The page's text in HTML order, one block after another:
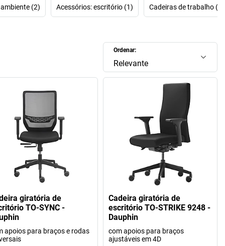
visite a nossa loja online. Descubra o programa de
qualidade da marca Dauphin e os seus excelentes
tem um único objetivo: sentir a ergonomia!
(2) Acessórios: escritório (1) Cadeiras de trabalho (1)
Ordenar:
Relevante
giratória de
TO-SYNC -
apoios para braços e rodas
Cadeira giratória de
escritório TO-STRIKE 9248 -
Dauphin
com apoios para braços
ajustáveis em 4D